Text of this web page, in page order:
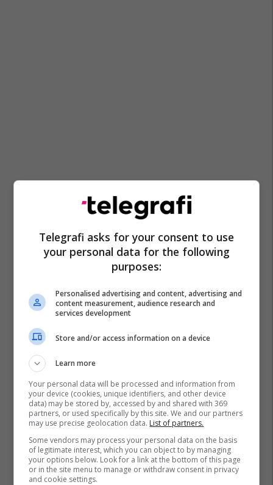
Bob Dole Memli Krasniqi
Telegrafi asks for your consent to use
your personal data for the following
purposes:
Personalised advertising and content, advertising and
content measurement, audience research and
services development
Store and/or access information on a device
Learn more
Your personal data will be processed and information from
your device (cookies, unique identifiers, and other device
data) may be stored by, accessed by and shared with 369
partners, or used specifically by this site. We and our partners
may use precise geolocation data. List of partners.
Some vendors may process your personal data on the basis
of legitimate interest, which you can object to by managing
your options below. Look for a link at the bottom of this page
or in the site menu to manage or withdraw consent in privacy
and cookie settings.